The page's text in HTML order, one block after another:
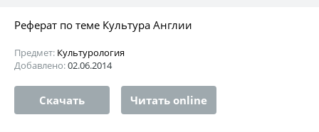
Реферат по теме Культура Англии
Предмет: Культурология
Добавлено:02.06.2014
Скачать Читать online